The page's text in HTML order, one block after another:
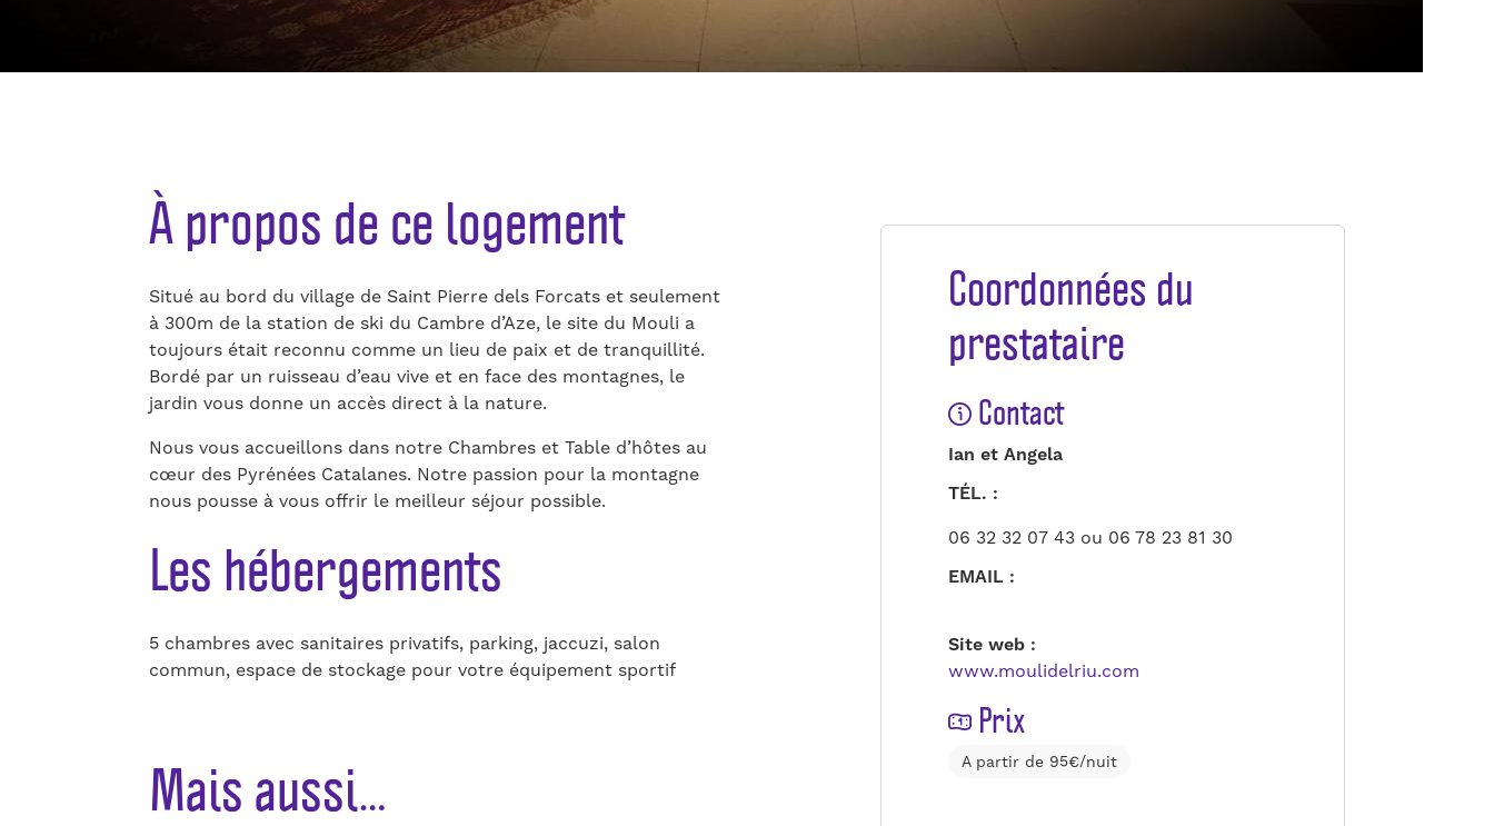
À propos de ce logement
Situé au bord du village de Saint Pierre dels Forcats et seulement
à 300m de la station de ski du Cambre d’Aze, le site du Mouli a
toujours était reconnu comme un lieu de paix et de tranquillité.
Bordé par un ruisseau d’eau vive et en face des montagnes, le
jardin vous donne un accès direct à la nature.
Nous vous accueillons dans notre Chambres et Table d’hôtes au
cœur des Pyrénées Catalanes. Notre passion pour la montagne
nous pousse à vous offrir le meilleur séjour possible.
Les hébergements
5 chambres avec sanitaires privatifs, parking, jaccuzi, salon
commun, espace de stockage pour votre équipement sportif
Mais aussi…
Coordonnées du
prestataire
Contact
Ian et Angela
TÉL. :
06 32 32 07 43 ou 06 78 23 81 30
EMAIL :
Site web :
www.moulidelriu.com
Prix
A partir de 95€/nuit